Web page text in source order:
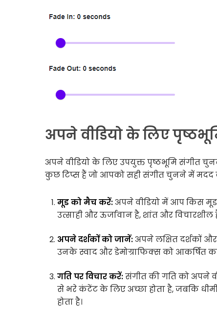
अपने वीडियो के लिए
अपने वीडियो के लिए उपयुक्त पृष्ठभूमि संगीत
कुछ टिप्स हैं जो आपको सही संगीत चुनने में मदद
मूड को मैच करें:अपने वीडियो में आप किस मूड
उत्साही और ऊर्जावान है, शांत और
अपने दर्शकों को जानें:अपने लक्षित दर्शकों
उनके स्वाद और डेमोग्राफिक्स को आकर्षित
गति पर विचार करें:संगीत की गति को अपने
से भरे कंटेंट के लिए अच्छा होता है, जबकि
होता है।